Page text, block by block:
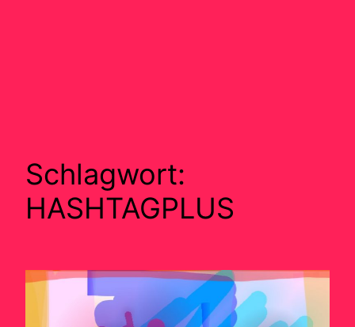
Schlagwort:
HASHTAGPLUS